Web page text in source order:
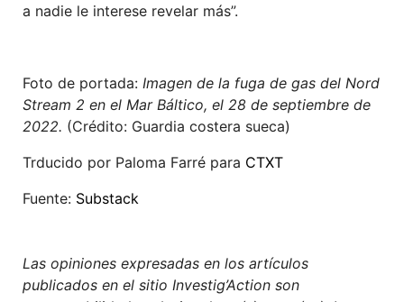
a nadie le interese revelar más”.
Foto de portada: Imagen de la fuga de gas del Nord
Stream 2 en el Mar Báltico, el 28 de septiembre de
2022. (Crédito: Guardia costera sueca)
Trducido por Paloma Farré para CTXT
Fuente: Substack
Las opiniones expresadas en los artículos
publicados en el sitio Investig’Action son